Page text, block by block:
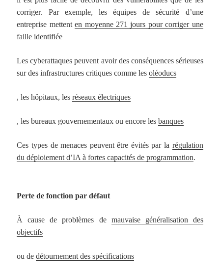
corriger. Par exemple, les équipes de sécurité d’une
entreprise mettenten moyenne 271 jours pour corriger une
faille identifiée
Les cyberattaques peuvent avoir des conséquences sérieuses
sur des infrastructures critiques comme lesoléoducs
, les hôpitaux, lesréseaux électriques
, les bureaux gouvernementaux ou encore lesbanques
Ces types de menaces peuvent être évités par la régulation
du déploiement d’IA à fortes capacités de programmation.
Perte de fonction par défaut
À cause de problèmes de mauvaise généralisation des
objectifs
ou dedétournement des spécifications